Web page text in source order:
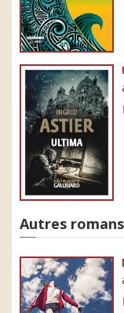
Autres romans